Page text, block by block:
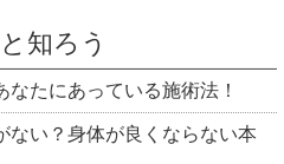
知ろう
たにあっている施術法！
ない？身体が良くならない本